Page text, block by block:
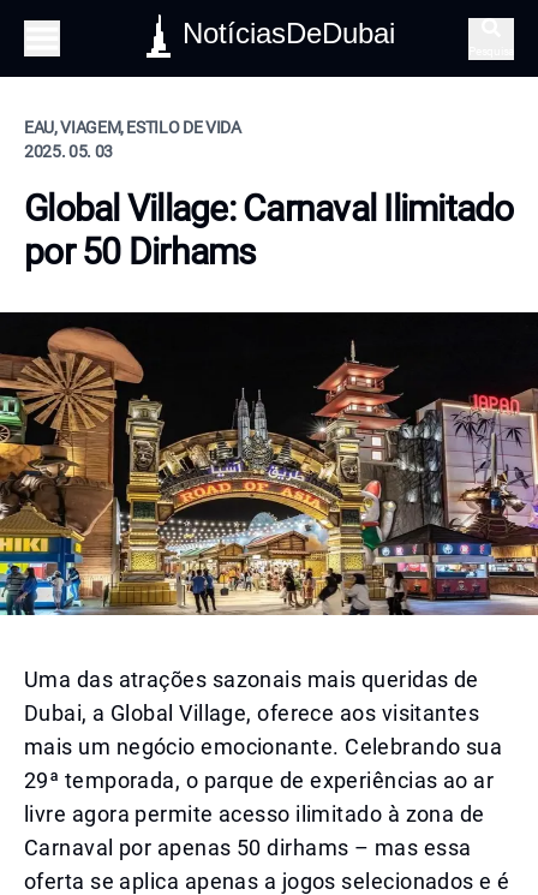
NotíciasDeDubai
EAU, VIAGEM, ESTILO DE VIDA
2025. 05. 03
Global Village: Carnaval Ilimitado
por 50 Dirhams
Uma das atrações sazonais mais queridas de
Dubai, a Global Village, oferece aos visitantes
mais um negócio emocionante. Celebrando sua
29ª temporada, o parque de experiências ao ar
livre agora permite acesso ilimitado à zona de
Carnaval por apenas 50 dirhams – mas essa
oferta se aplica apenas a jogos selecionados e é